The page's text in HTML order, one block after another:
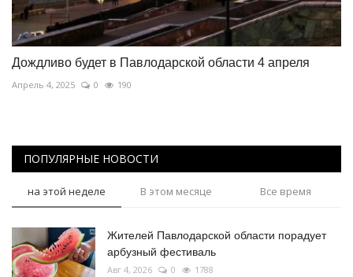
Дождливо будет в Павлодарской области 4 апреля
Апрель 4, 2025 0 190
ПОПУЛЯРНЫЕ НОВОСТИ
на этой неделе В этом месяце Все время
Жителей Павлодарской области порадует
арбузный фестиваль
Авг 4, 2026 0 1788